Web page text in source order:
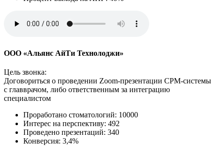
ООО «Альянс АйТи Технолоджи»
Цель звонка:
Договориться о проведении Zoom‑презентации СРМ-системы
с главврачом, либо ответственным за интеграцию
специалистом
Проработано стоматологий: 10000
Интерес на перспективу: 492
Проведено презентаций: 340
Конверсия: 3,4%